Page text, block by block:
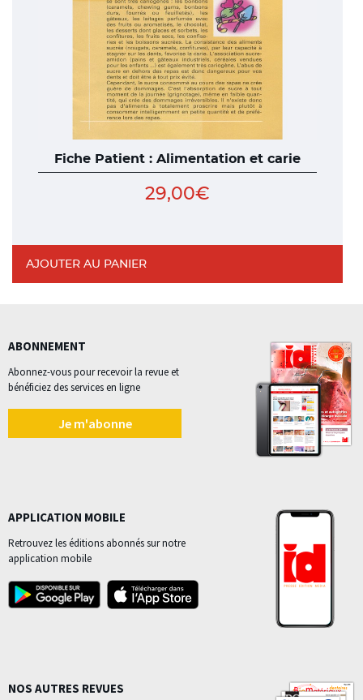
Fiche Patient : Alimentation et carie
29,00€
AJOUTER AU PANIER
ABONNEMENT
Abonnez-vous pour recevoir la revue et
bénéficiez des services en ligne
Je m'abonne
APPLICATION MOBILE
Retrouvez les éditions abonnés sur notre
application mobile
NOS AUTRES REVUES